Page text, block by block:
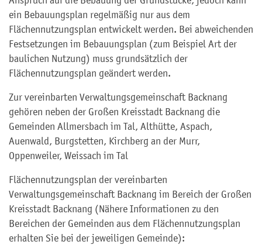
ein Bebauungsplan regelmäßig nur aus dem
Flächennutzungsplan entwickelt werden. Bei abweichenden
Festsetzungen im Bebauungsplan (zum Beispiel Art der
baulichen Nutzung) muss grundsätzlich der
Flächennutzungsplan geändert werden.
Zur vereinbarten Verwaltungsgemeinschaft Backnang
gehören neben der Großen Kreisstadt Backnang die
Gemeinden Allmersbach im Tal, Althütte, Aspach,
Auenwald, Burgstetten, Kirchberg an der Murr,
Oppenweiler, Weissach im Tal
Flächennutzungsplan der vereinbarten
Verwaltungsgemeinschaft Backnang im Bereich der Großen
Kreisstadt Backnang (Nähere Informationen zu den
Bereichen der Gemeinden aus dem Flächennutzungsplan
erhalten Sie bei der jeweiligen Gemeinde):